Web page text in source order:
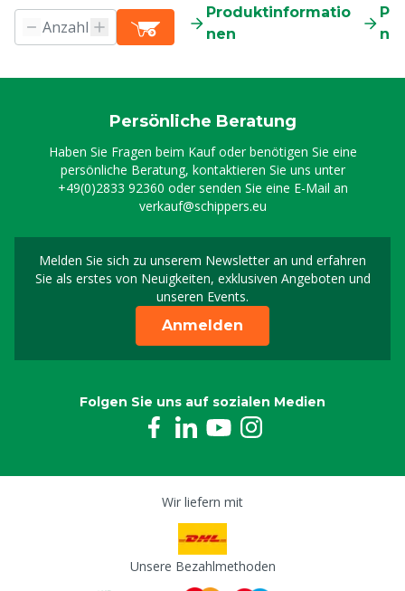
Produktinformatio
nen
Persönliche Beratung
Haben Sie Fragen beim Kauf oder benötigen Sie eine
persönliche Beratung, kontaktieren Sie uns unter
+49(0)2833 92360 oder senden Sie eine E-Mail an
verkauf@schippers.eu
Melden Sie sich zu unserem Newsletter an und erfahren
Sie als erstes von Neuigkeiten, exklusiven Angeboten und
unseren Events.
Melden Sie sich für
Anmelden
Folgen Sie uns auf sozialen Medien
Wir liefern mit
Unsere Bezahlmethoden